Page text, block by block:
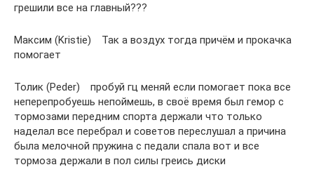
грешили все на главный???
Максим (Kristie) Так а воздух тогда причём и прокачка
помогает
Толик (Peder) пробуй гц меняй если помогает пока все
неперепробуешь непоймешь, в своё время был гемор с
тормозами передним спорта держали что только
наделал все перебрал и советов переслушал а причина
была мелочной пружина с педали спала вот и все
тормоза держали в пол силы греись диски